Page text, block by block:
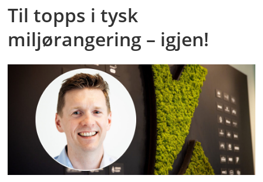
Til topps i tysk
miljørangering – igjen!